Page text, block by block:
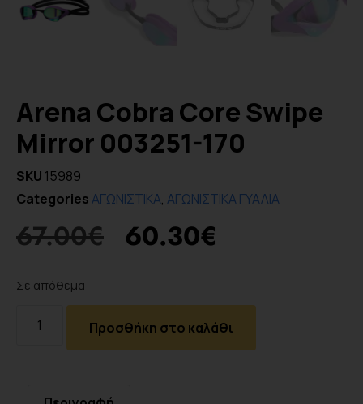
Arena Cobra Core Swipe
Mirror 003251-170
SKU 15989
CategoriesΑΓΩΝΙΣΤΙΚΑ, ΑΓΩΝΙΣΤΙΚΑ ΓΥΑΛΙΑ
67.00€ 60.30€
Σε απόθεμα
Προσθήκη στο καλάθι